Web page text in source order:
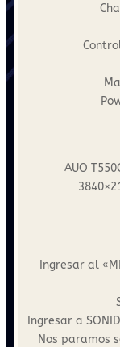
AUO
Ingresar al
Ingresar a
Nos paramos